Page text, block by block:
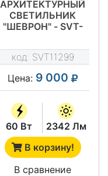
АРХИТЕКТУРНЫЙ
СВЕТИЛЬНИК
"ШЕВРОН" - SVT-
код: SVT11299
Цена: 9 000
60 Вт
2342 Лм
В корзину!
В сравнение